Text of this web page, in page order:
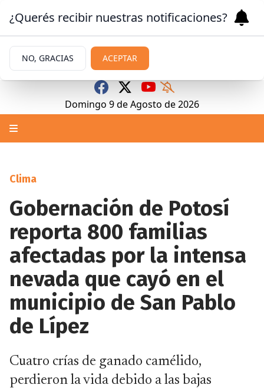
Domingo 9deAgosto de 2026
Clima
Gobernación de Potosí
reporta 800 familias
afectadas por la intensa
nevada que cayó en el
municipio de San Pablo
de Lípez
Cuatro crías de ganado camélido,
perdieron la vida debido a las bajas
¿Querés recibir nuestras notificaciones?
NO, GRACIAS ACEPTAR